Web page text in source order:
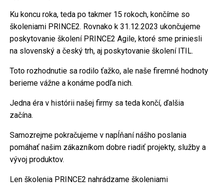
Ku koncu roka, teda po takmer 15 rokoch, končíme so
školeniami PRINCE2. Rovnako k 31.12.2023 ukončujeme
poskytovanie školení PRINCE2 Agile, ktoré sme priniesli
na slovenský a český trh, aj poskytovanie školení ITIL.
Toto rozhodnutie sa rodilo ťažko, ale naše firemné hodnoty
berieme vážne a konáme podľa nich.
Jedna éra v histórii našej firmy sa teda končí, ďalšia
začína.
Samozrejme pokračujeme v napĺňaní nášho poslania
pomáhať našim zákazníkom dobre riadiť projekty, služby a
vývoj produktov.
Len školenia PRINCE2 nahrádzame školeniami